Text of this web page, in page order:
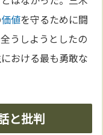
価値を守るために闘
うしようとしたの
おける最も勇敢な
と批判